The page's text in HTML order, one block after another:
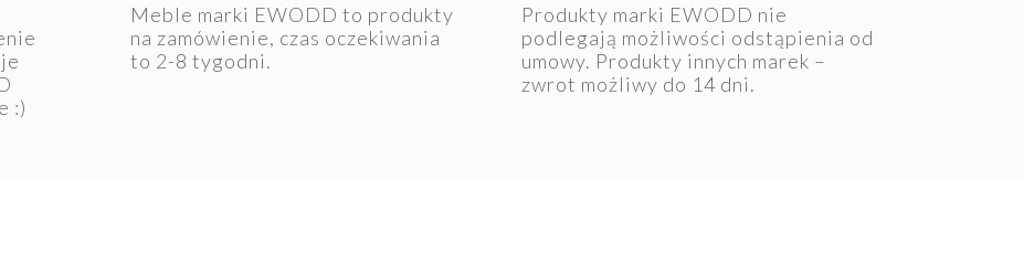
:)
Meble marki EWODD to produkty
na zamówienie, czas oczekiwania
to 2-8 tygodni.
Produkty marki EWODD nie
podlegają możliwości odstąpienia od
umowy. Produkty innych marek –
zwrot możliwy do 14 dni.